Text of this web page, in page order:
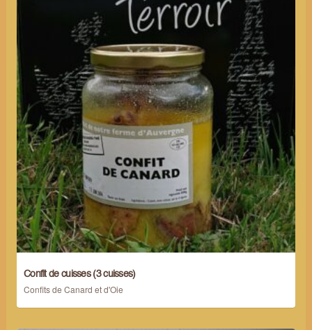
Confit de cuisses (3 cuisses)
Confits de Canard et d'Oie